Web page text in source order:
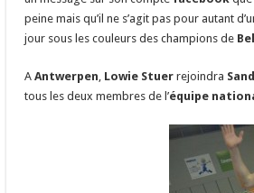
peine mais qu’il ne s’agit pas pour autant
jour sous les couleurs des champions de
A Antwerpen, Lowie Stuerrejoindra
tous les deux membres de l’équipe